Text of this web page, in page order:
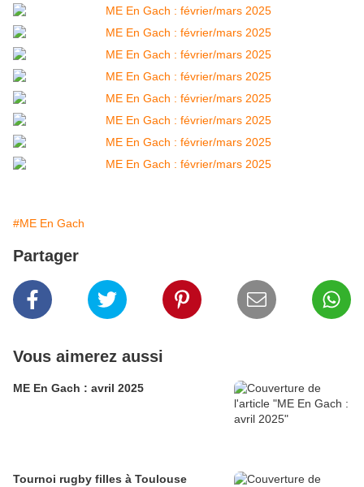
#ME En Gach
Partager
Vous aimerez aussi
ME En Gach : avril 2025
Tournoi rugby filles à Toulouse